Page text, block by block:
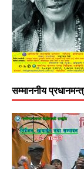
सम्माननीय